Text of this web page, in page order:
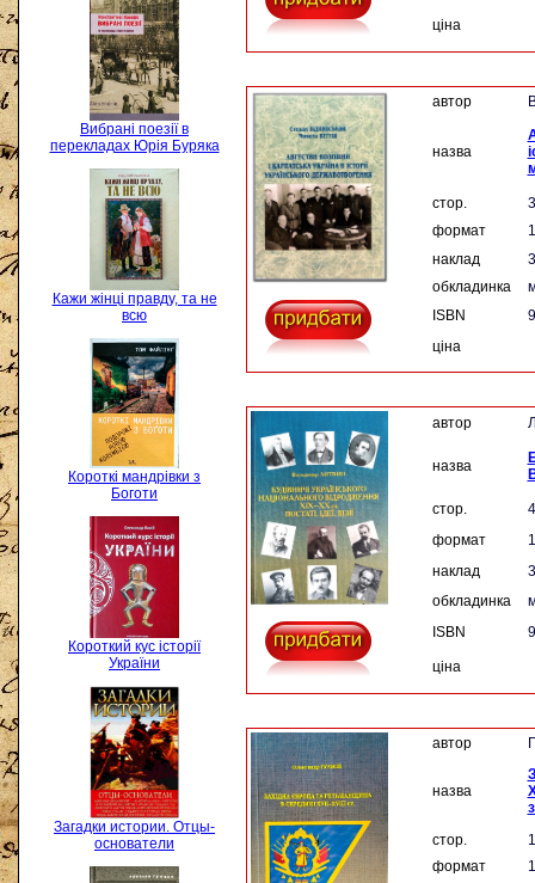
Вибрані поезії в
перекладах Юрія Буряка
Кажи жінці правду, та не
всю
Короткі мандрівки з
Боготи
Короткий кус історії
України
Загадки истории. Отцы-
основатели
ціна
автор
назва
стор.
формат
наклад
обкладинка
ISBN
ціна
автор
назва
стор.
формат
наклад
обкладинка
ISBN
ціна
автор
назва
стор.
формат